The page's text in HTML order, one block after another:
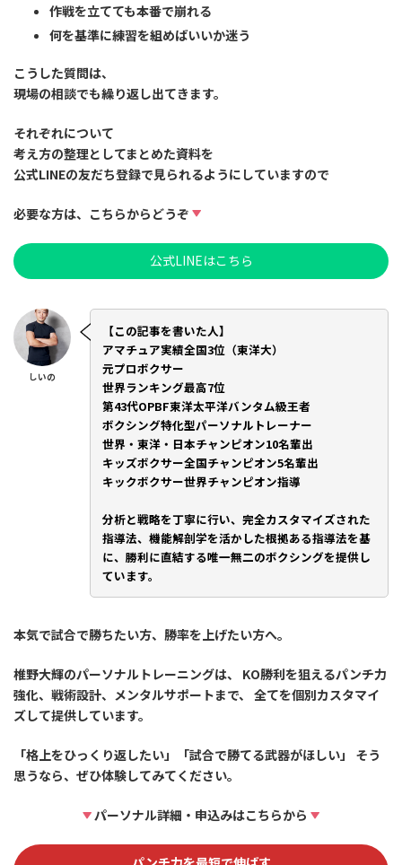
作戦を立てても本番で崩れる
何を基準に練習を組めばいいか迷う
こうした質問は、
現場の相談でも繰り返し出てきます。
それぞれについて
考え方の整理としてまとめた資料を
公式LINEの友だち登録で見られるようにしていますので
必要な方は、こちらからどうぞ
公式LINEはこちら
しいの
【この記事を書いた人】
アマチュア実績全国3位（東洋大）
元プロボクサー
世界ランキング最高7位
第43代OPBF東洋太平洋バンタム級王者
ボクシング特化型パーソナルトレーナー
世界・東洋・日本チャンピオン10名輩出
キッズボクサー全国チャンピオン5名輩出
キックボクサー世界チャンピオン指導
分析と戦略を丁寧に行い、完全カスタマイズされた
指導法、機能解剖学を活かした根拠ある指導法を基
に、勝利に直結する唯一無二のボクシングを提供し
ています。
本気で試合で勝ちたい方、勝率を上げたい方へ。
椎野大輝のパーソナルトレーニングは、 KO勝利を狙えるパンチ力
強化、戦術設計、メンタルサポートまで、 全てを個別カスタマイ
ズして提供しています。
「格上をひっくり返したい」「試合で勝てる武器がほしい」 そう
思うなら、ぜひ体験してみてください。
パーソナル詳細・申込みはこちらから